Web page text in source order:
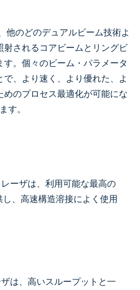
他のどのデュアルビーム技術よ
射されるコアビームとリングビ
。個々のビーム・パラメータ
、より速く、より優れた、よ
めのプロセス最適化が可能にな
す。
ーザは、利用可能な最高の
、高速構造溶接によく使用
は、高いスループットと一